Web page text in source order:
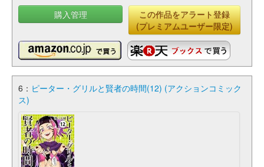
購入管理
この作品をアラート登録
(プレミアムユーザー限定)
6： ピーター・グリルと賢者の時間(12) (アクションコミック
ス)